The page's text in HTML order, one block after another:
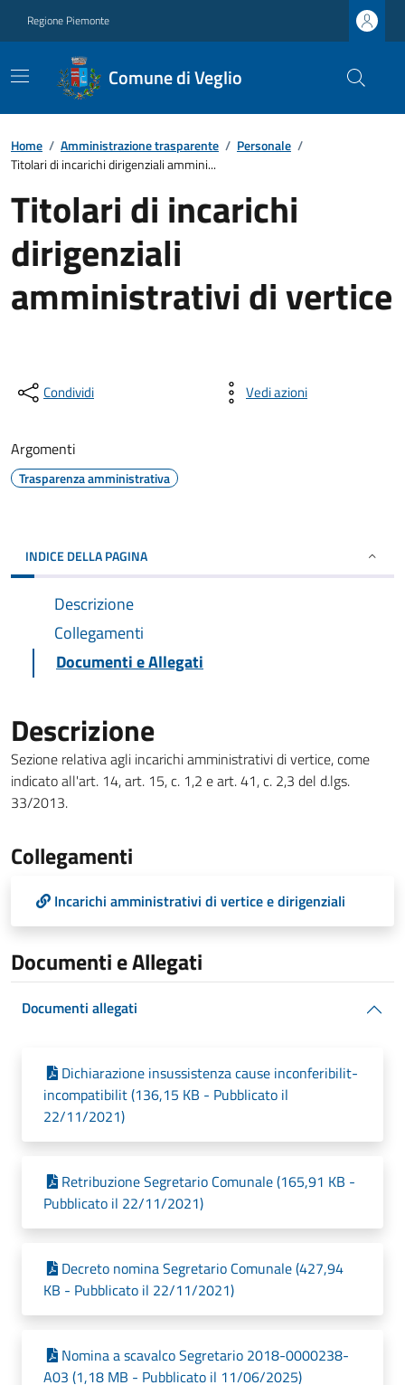
Regione Piemonte
Comune di Veglio
Home / Amministrazione trasparente / Personale /
Titolari di incarichi dirigenziali ammini...
Titolari di incarichi
dirigenziali
amministrativi di vertice
Condividi Vedi azioni
Argomenti
Trasparenza amministrativa
INDICE DELLA PAGINA
Descrizione
Collegamenti
Documenti e Allegati
Descrizione
Sezione relativa agli incarichi amministrativi di vertice, come
indicato all'art. 14, art. 15, c. 1,2 e art. 41, c. 2,3 del d.lgs.
33/2013.
Collegamenti
Incarichi amministrativi di vertice e dirigenziali
Documenti e Allegati
Documenti allegati
Dichiarazione insussistenza cause inconferibilit-
incompatibilit (136,15 KB - Pubblicato il
22/11/2021)
Retribuzione Segretario Comunale (165,91 KB -
Pubblicato il 22/11/2021)
Decreto nomina Segretario Comunale (427,94
KB - Pubblicato il 22/11/2021)
Nomina a scavalco Segretario 2018-0000238-
A03 (1,18 MB - Pubblicato il 11/06/2025)